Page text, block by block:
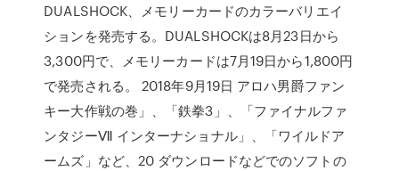
DUALSHOCK、メモリーカードのカラーバリエイ
ションを発売する。DUALSHOCKは8月23日から
3,300円で、メモリーカードは7月19日から1,800円
で発売される。 2018年9月19日 アロハ男爵ファン
キー大作戦の巻」、「鉄拳3」、「ファイナルファ
ンタジーⅦ インターナショナル」、「ワイルドア
ームズ」など、20 ダウンロードなどでのソフトの